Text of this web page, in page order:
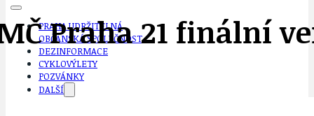
PRAHA UDRŽITELNÁ
OBČANSKÁ SPOLEČNOST
DEZINFORMACE
CYKLOVÝLETY
POZVÁNKY
DALŠÍ
Praha 21 finální